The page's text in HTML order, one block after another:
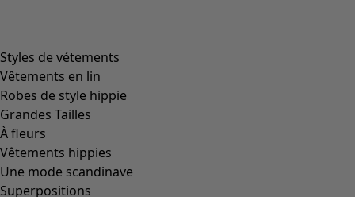
Styles de vétements
Vêtements en lin
Robes de style hippie
Grandes Tailles
À fleurs
Vêtements hippies
Une mode scandinave
Superpositions